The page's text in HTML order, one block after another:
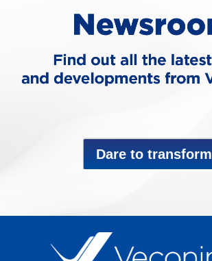
Dare to transform